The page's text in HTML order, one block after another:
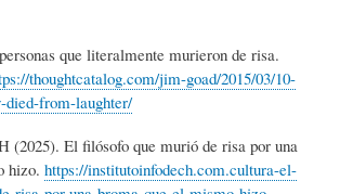
que literalmente murieron de risa.
thoughtcatalog.com/jim-goad/2015/03/10-
from-laughter/
(2025). El filósofo que murió de risa por una
hizo. https://institutoinfodech.com.cultura-el-